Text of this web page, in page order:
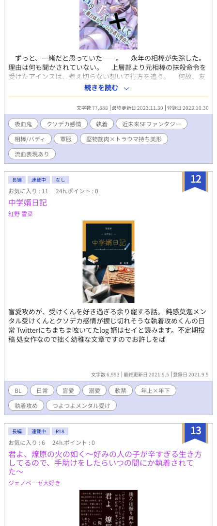
ずっと、一緒だと思っていた――。 永年の相棒が失踪した。
理由は何も聞かされていない。 上層部より元相棒の抹殺命令を
受けたアインスは、煮え切らない想いで行方を追う。 何故、友
を手に掛けねばならないのか。そして、友は何故姿を消したの
か。 その行動の裏に、隠された本当の理由とは――。 これ
は、ただ好きな人に✕‬されたいだけの物語。
━━━━━━━━━━━━━━━ 堅物筋肉×トラウマ持ち美形
生物兵器にされた青年達が、閉鎖的な環境下で互いを慈しみ合
い、いつしか特別な関係になっていくお話。 前半と後半で視点
主が変わります。 前半を出題編とするなら、後半が解答編。
BLみが出てくるのは後半からです(遅) ・近未来SFファンタジーBL
・流血表現、軽度の性表現、鬱展開有り ・表紙は自作(アイビスペ
続きを読む
文字数 77,888 最終更新日 2023.11.30 登録日 2023.10.30
吸血鬼 クソデカ感情 執着
近未来SFファンタジー
相棒/バディ
軍服
堅物筋肉×トラウマ持ち美形
流血表現あり
12
長編 連載中 なし
お気に入り : 11 24h.ポイント : 0
中学婿日記
紅野 雪菜
盲愛攻めが、受けくんを好き過ぎる余り寵する話。 鈍感莫迦メン
タル受けくんとクソデカ感情が捩じ切れそうな執着攻めくんの日
常 Twitterにちまちま呟いてたlog 婿はセイと読みます。不定期投
稿 処女作なので拙く幼稚な文章ですのでお許しをば
文字数 6,993 最終更新日 2021.9.5 登録日 2021.9.5
BL 日常 盲愛 溺愛 軟禁
年上×年下
執着攻め
つよつよメンタル受け
13
長編 連載中 R18
お気に入り : 6 24h.ポイント : 0
君よ、燎原の火の如く〜好みの人の子が辛すぎる生き方
してるので、手助けをしたらいつの間にか執着されて
た〜
ジェノベーゼ大好き